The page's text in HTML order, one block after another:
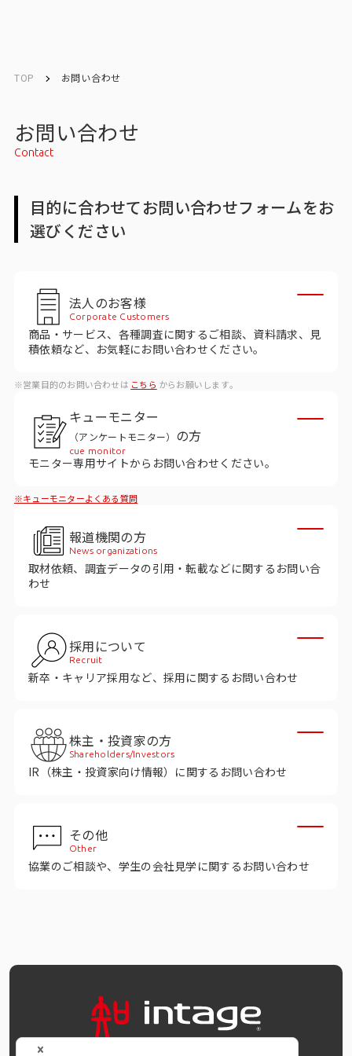
インテージの強み
会社情報トップ
会社概要・所在地
社長メッセージ
役員紹介
沿革
ニュース・メディア掲載
ソリューション／サービス
採用情報
TOP お問い合わせ
お問い合わせ
Contact
目的に合わせてお問い合わせフォームをお
選びください
法人のお客様
Corporate Customers
商品・サービス、各種調査に関するご相談、資料請求、見
積依頼など、お気軽にお問い合わせください。
※営業目的のお問い合わせは こちら からお願いします。
キューモニター
（アンケートモニター） の方
cue monitor
モニター専用サイトからお問い合わせください。
※キューモニターよくある質問
報道機関の方
News organizations
取材依頼、調査データの引用・転載などに関するお問い合
わせ
採用について
Recruit
新卒・キャリア採用など、採用に関するお問い合わせ
株主・投資家の方
Shareholders/Investors
IR（株主・投資家向け情報）に関するお問い合わせ
その他
Other
協業のご相談や、学生の会社見学に関するお問い合わせ